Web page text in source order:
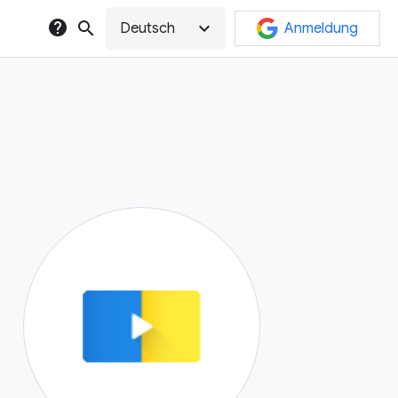
help search Deutsch expand_more Anmeldung